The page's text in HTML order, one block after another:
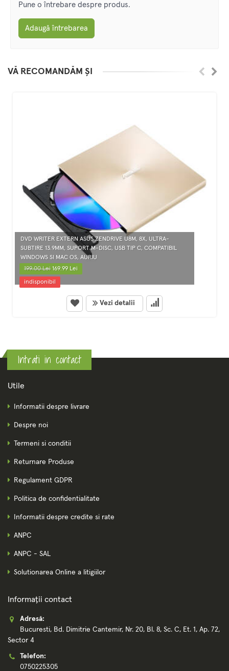
Pune o întrebare despre produs.
Adaugă întrebarea
VĂ RECOMANDĂM ȘI
DVD WRITER EXTERN ASUS ZENDRIVE U8M, 8X, ULTRA-
SUBTIRE 13.9MM, SUPORT M-DISC, USB TIP C, COMPATIBIL
WINDOWS SI MAC OS, AURIU
199.00 Lei169.99 Lei
indisponibil
Vezi detalii
Intrati in contact
Utile
Informatii despre livrare
Despre noi
Termeni si conditii
Returnare Produse
Regulament GDPR
Politica de confidentialitate
Informatii despre credite si rate
ANPC
ANPC - SAL
Solutionarea Online a litigiilor
Informații contact
Adresă:
Bucuresti, Bd. Dimitrie Cantemir, Nr. 20, Bl. 8, Sc. C, Et. 1, Ap. 72,
Sector 4
Telefon:
0750225305